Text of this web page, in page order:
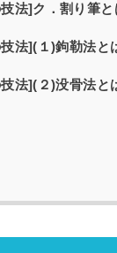
法]ク．割り筆と
法](１)鉤勒法と
法](２)没骨法と